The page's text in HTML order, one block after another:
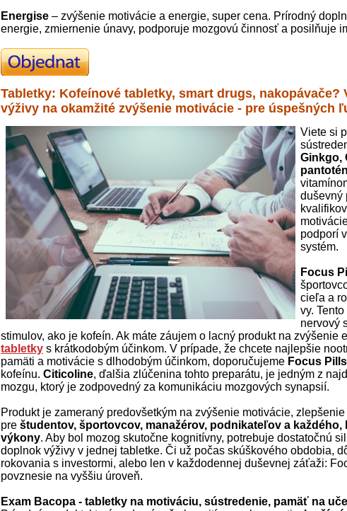
Energise – zvýšenie motivácie a energie, super cena. Prírodný
energie, zmiernenie únavy, podporuje mozgovú činnosť a posilňuje
Tabletky: Kofeínové tabletky, smart drugs, nakopávače?
výživy na okamžité zvýšenie motivácie - pre úspešných
Viete si
Ginkgo,
duševný
podporí
systém.
Focus
cieľa a
vy.
nervový
stimulov, ako je kofeín. Ak máte záujem o lacný produkt na zvýšenie
tabletky s krátkodobým účinkom. V prípade, že chcete najlepšie
pamäti a motivácie s dlhodobým účinkom, doporučujeme Focus Pills
kofeínu. Citicoline, ďalšia zlúčenina tohto preparátu, je jedným z
mozgu, ktorý je zodpovedný za komunikáciu mozgových synapsií.
Produkt je zameraný predovšetkým na zvýšenie motivácie,
pre študentov, športovcov, manažérov, podnikateľov a
výkony. Aby bol mozog skutočne kognitívny, potrebuje dostatočnú
doplnok výživy v jednej tabletke. Či už počas skúškového obdobia,
rokovania s investormi, alebo len v každodennej duševnej záťaži:
povznesie na vyššiu úroveň.
Exam Bacopa - tabletky na motiváciu, sústredenie, pamäť na